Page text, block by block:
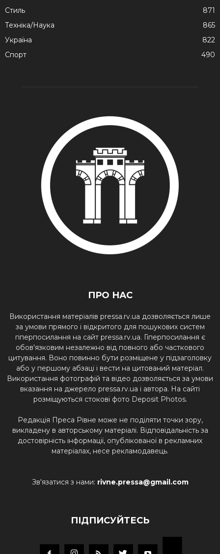
Стиль
871
Техніка/Наука
865
Україна
822
Спорт
490
ПРО НАС
Використання матеріалів pressa.rv.ua дозволяється лише
за умови прямого і відкритого для пошукових систем
гіперпосилання на сайт pressa.rv.ua. Гіперпосилання є
обов'язковим незалежно від повного або часткового
цитування. Воно повинно бути розміщене у підзаголовку
або у першому абзаці і вести на цитований матеріал.
Використання фотографій та відео дозволяється за умови
вказання на джерело pressa.rv.ua і автора. На сайті
розміщуються стокові фото Deposit Photos.
Редакція Преса Рівне може не поділяти точки зору,
викладену в авторському матеріалі. Відповідальність за
достовірність інформації, опублікованої в рекламних
матеріалах, несе рекламодавець.
Зв'язатися з нами: rivne.pressa@gmail.com
ПІДПИСУЙТЕСЬ